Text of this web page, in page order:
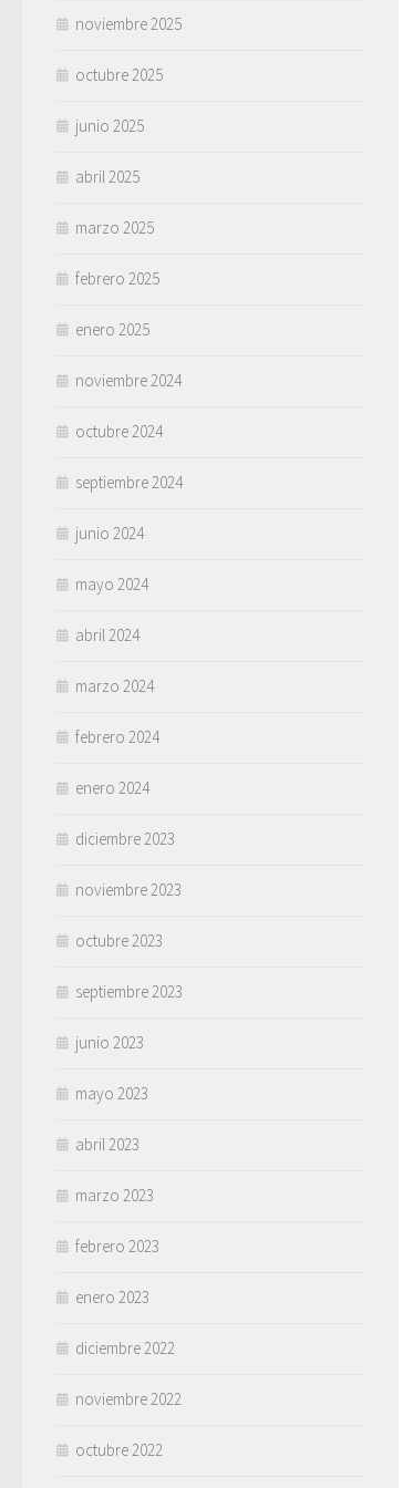
noviembre 2025
octubre 2025
junio 2025
abril 2025
marzo 2025
febrero 2025
enero 2025
noviembre 2024
octubre 2024
septiembre 2024
junio 2024
mayo 2024
abril 2024
marzo 2024
febrero 2024
enero 2024
diciembre 2023
noviembre 2023
octubre 2023
septiembre 2023
junio 2023
mayo 2023
abril 2023
marzo 2023
febrero 2023
enero 2023
diciembre 2022
noviembre 2022
octubre 2022